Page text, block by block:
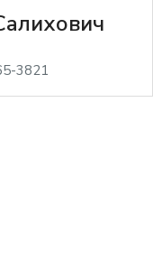
3821